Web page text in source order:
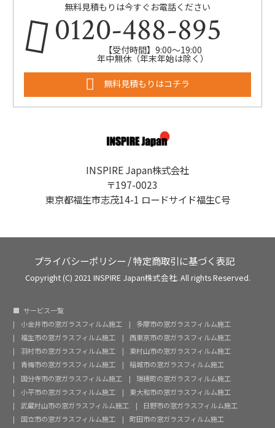
無料見積もりは今すぐお電話ください
0120-488-895
【受付時間】9:00～19:00
年中無休（年末年始は除く）
無料見積もりはコチラ
INSPIRE Japan株式会社
〒197-0023
東京都福生市志茂14-1 ロードサイド福生C号
プライバシーポリシー /特定商取引に基づく表記
Copyright (C) 2021 INSPIRE Japan株式会社. All rights Reserved.
サービス一覧
小金井市の窓ガラスフィルム施工
多摩市の窓ガラスフィルム施工
福生市の窓ガラスフィルム施工
西東京市の窓ガラスフィルム施工
羽村市の窓ガラスフィルム施工
東村山市の窓ガラスフィルム施工
青梅市の窓ガラスフィルム施工
稲城市の窓ガラスフィルム施工
国分寺市の窓ガラスフィルム施工
瑞穂町の窓ガラスフィルム施工
小平市の窓ガラスフィルム施工
東大和市の窓ガラスフィルム施工
武蔵村山市の窓ガラスフィルム施工
日野市の窓ガラスフィルム施工
国立市の窓ガラスフィルム施工
町田市の窓ガラスフィルム施工